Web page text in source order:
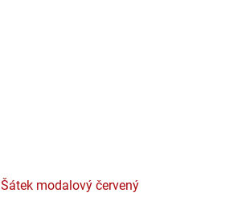
Šátek modalový červený